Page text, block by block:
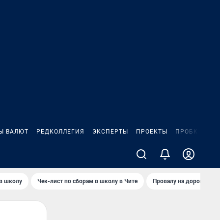
ВАЛЮТ РЕДКОЛЛЕГИЯ ЭКСПЕРТЫ ПРОЕКТЫ ПРОБКИ
школу Чек-лист по сборам в школу в Чите Провалу на дороге